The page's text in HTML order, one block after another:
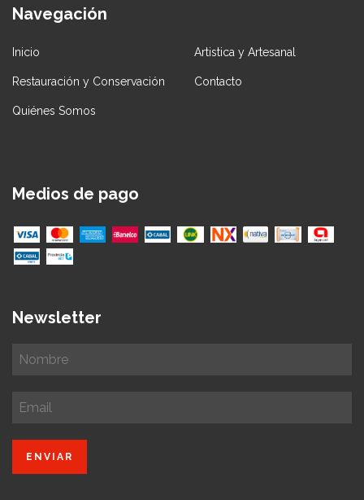
Navegación
Inicio Artistica y Artesanal
Restauración y Conservación Contacto
Quiénes Somos
Medios de pago
Newsletter